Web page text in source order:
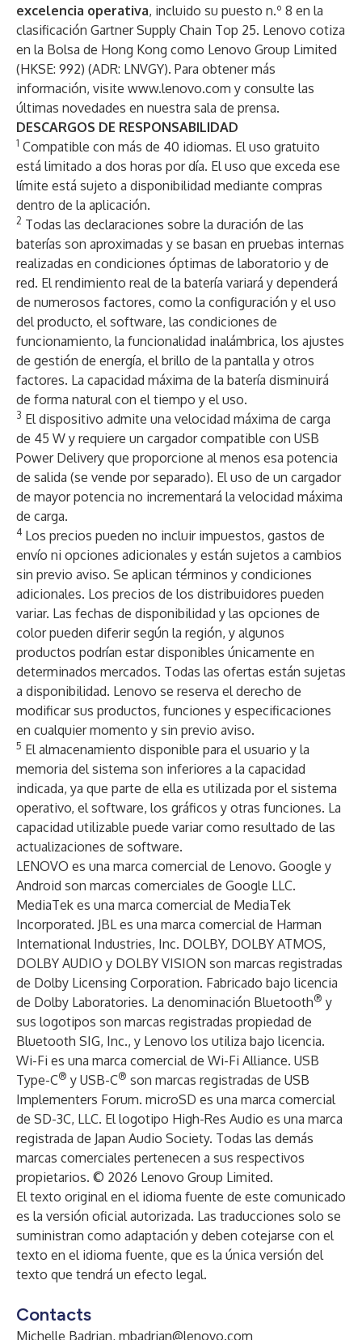
excelencia operativa, incluido su puesto n.º 8 en la
clasificación Gartner Supply Chain Top 25. Lenovo cotiza
en la Bolsa de Hong Kong como Lenovo Group Limited
(HKSE: 992) (ADR: LNVGY). Para obtener más
información, visite www.lenovo.com y consulte las
últimas novedades en nuestra sala de prensa.
DESCARGOS DE RESPONSABILIDAD
1 Compatible con más de 40 idiomas. El uso gratuito
está limitado a dos horas por día. El uso que exceda ese
límite está sujeto a disponibilidad mediante compras
dentro de la aplicación.
2 Todas las declaraciones sobre la duración de las
baterías son aproximadas y se basan en pruebas internas
realizadas en condiciones óptimas de laboratorio y de
red. El rendimiento real de la batería variará y dependerá
de numerosos factores, como la configuración y el uso
del producto, el software, las condiciones de
funcionamiento, la funcionalidad inalámbrica, los ajustes
de gestión de energía, el brillo de la pantalla y otros
factores. La capacidad máxima de la batería disminuirá
de forma natural con el tiempo y el uso.
3 El dispositivo admite una velocidad máxima de carga
de 45 W y requiere un cargador compatible con USB
Power Delivery que proporcione al menos esa potencia
de salida (se vende por separado). El uso de un cargador
de mayor potencia no incrementará la velocidad máxima
de carga.
4 Los precios pueden no incluir impuestos, gastos de
envío ni opciones adicionales y están sujetos a cambios
sin previo aviso. Se aplican términos y condiciones
adicionales. Los precios de los distribuidores pueden
variar. Las fechas de disponibilidad y las opciones de
color pueden diferir según la región, y algunos
productos podrían estar disponibles únicamente en
determinados mercados. Todas las ofertas están sujetas
a disponibilidad. Lenovo se reserva el derecho de
modificar sus productos, funciones y especificaciones
en cualquier momento y sin previo aviso.
5 El almacenamiento disponible para el usuario y la
memoria del sistema son inferiores a la capacidad
indicada, ya que parte de ella es utilizada por el sistema
operativo, el software, los gráficos y otras funciones. La
capacidad utilizable puede variar como resultado de las
actualizaciones de software.
LENOVO es una marca comercial de Lenovo. Google y
Android son marcas comerciales de Google LLC.
MediaTek es una marca comercial de MediaTek
Incorporated. JBL es una marca comercial de Harman
International Industries, Inc. DOLBY, DOLBY ATMOS,
DOLBY AUDIO y DOLBY VISION son marcas registradas
de Dolby Licensing Corporation. Fabricado bajo licencia
de Dolby Laboratories. La denominación Bluetooth® y
sus logotipos son marcas registradas propiedad de
Bluetooth SIG, Inc., y Lenovo los utiliza bajo licencia.
Wi-Fi es una marca comercial de Wi-Fi Alliance. USB
Type-C® y USB-C® son marcas registradas de USB
Implementers Forum. microSD es una marca comercial
de SD-3C, LLC. El logotipo High-Res Audio es una marca
registrada de Japan Audio Society. Todas las demás
marcas comerciales pertenecen a sus respectivos
propietarios. © 2026 Lenovo Group Limited.
El texto original en el idioma fuente de este comunicado
es la versión oficial autorizada. Las traducciones solo se
suministran como adaptación y deben cotejarse con el
texto en el idioma fuente, que es la única versión del
texto que tendrá un efecto legal.
Contacts
Michelle Badrian, mbadrian@lenovo.com